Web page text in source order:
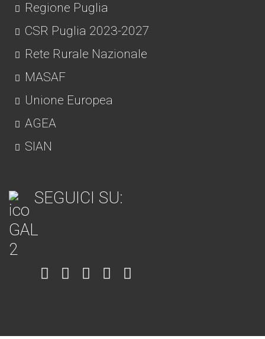
Regione Puglia
CSR Puglia 2023-2027
Rete Rurale Nazionale
MASAF
Unione Europea
AGEA
SIAN
SEGUICI SU:
Item Item Item Item